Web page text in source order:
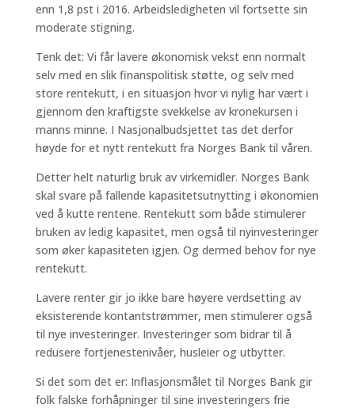
enn 1,8 pst i 2016. Arbeidsledigheten vil fortsette sin
moderate stigning.
Tenk det: Vi får lavere økonomisk vekst enn normalt
selv med en slik finanspolitisk støtte, og selv med
store rentekutt, i en situasjon hvor vi nylig har vært i
gjennom den kraftigste svekkelse av kronekursen i
manns minne. I Nasjonalbudsjettet tas det derfor
høyde for et nytt rentekutt fra Norges Bank til våren.
Detter helt naturlig bruk av virkemidler. Norges Bank
skal svare på fallende kapasitetsutnytting i økonomien
ved å kutte rentene. Rentekutt som både stimulerer
bruken av ledig kapasitet, men også til nyinvesteringer
som øker kapasiteten igjen. Og dermed behov for nye
rentekutt.
Lavere renter gir jo ikke bare høyere verdsetting av
eksisterende kontantstrømmer, men stimulerer også
til nye investeringer. Investeringer som bidrar til å
redusere fortjenestenivåer, husleier og utbytter.
Si det som det er: Inflasjonsmålet til Norges Bank gir
folk falske forhåpninger til sine investeringers frie